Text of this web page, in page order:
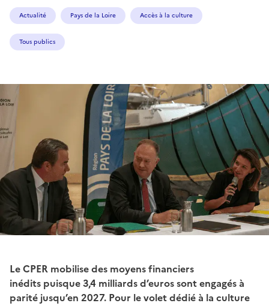
Actualité Pays de la Loire Accès à la culture
Tous publics
Le CPER mobilise des moyens financiers
inédits puisque 3,4 milliards d’euros sont engagés à
parité jusqu’en 2027. Pour le volet dédié à la culture